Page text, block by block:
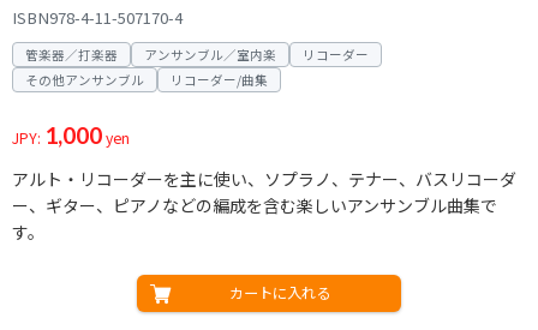
ISBN978-4-11-507170-4
管楽器／打楽器 アンサンブル／室内楽
リコーダー
その他アンサンブル
リコーダー/曲集
JPY: 1,000yen
アルト・リコーダーを主に使い、ソプラノ、テナー、バスリコーダ
ー、ギター、ピアノなどの編成を含む楽しいアンサンブル曲集で
す。
カートに入れる